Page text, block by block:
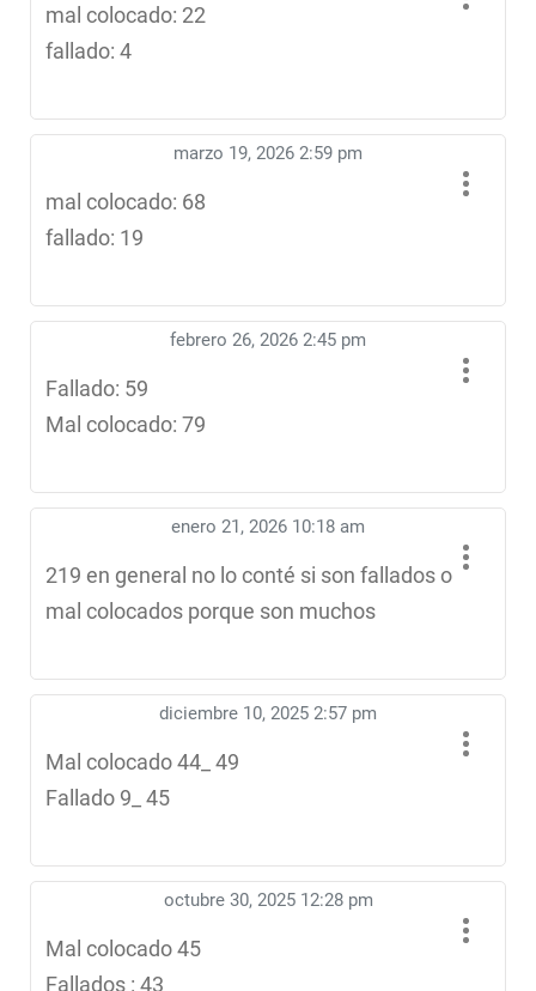
mal colocado: 22
fallado: 4
marzo 19, 2026 2:59 pm
mal colocado: 68
fallado: 19
febrero 26, 2026 2:45 pm
Fallado: 59
Mal colocado: 79
enero 21, 2026 10:18 am
219 en general no lo conté si son fallados o
mal colocados porque son muchos
diciembre 10, 2025 2:57 pm
Mal colocado 44_ 49
Fallado 9_ 45
octubre 30, 2025 12:28 pm
Mal colocado 45
Fallados : 43